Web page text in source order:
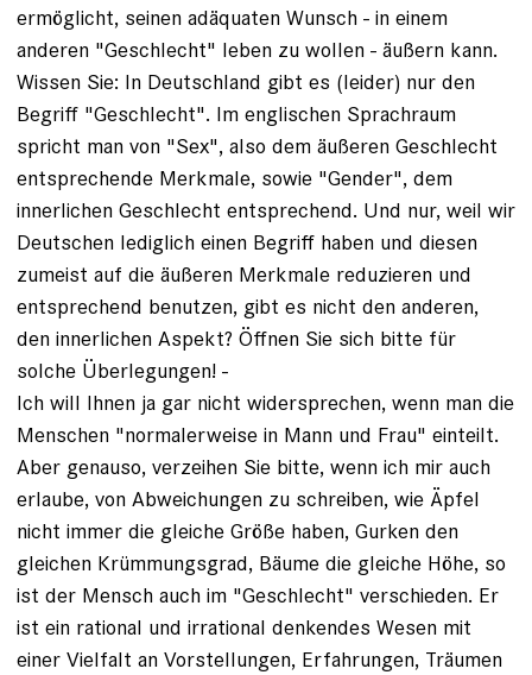
ermöglicht, seinen adäquaten Wunsch - in einem
anderen "Geschlecht" leben zu wollen - äußern kann.
Wissen Sie: In Deutschland gibt es (leider) nur den
Begriff "Geschlecht". Im englischen Sprachraum
spricht man von "Sex", also dem äußeren Geschlecht
entsprechende Merkmale, sowie "Gender", dem
innerlichen Geschlecht entsprechend. Und nur, weil wir
Deutschen lediglich einen Begriff haben und diesen
zumeist auf die äußeren Merkmale reduzieren und
entsprechend benutzen, gibt es nicht den anderen,
den innerlichen Aspekt? Öffnen Sie sich bitte für
solche Überlegungen! -
Ich will Ihnen ja gar nicht widersprechen, wenn man die
Menschen "normalerweise in Mann und Frau" einteilt.
Aber genauso, verzeihen Sie bitte, wenn ich mir auch
erlaube, von Abweichungen zu schreiben, wie Äpfel
nicht immer die gleiche Größe haben, Gurken den
gleichen Krümmungsgrad, Bäume die gleiche Höhe, so
ist der Mensch auch im "Geschlecht" verschieden. Er
ist ein rational und irrational denkendes Wesen mit
einer Vielfalt an Vorstellungen, Erfahrungen, Träumen